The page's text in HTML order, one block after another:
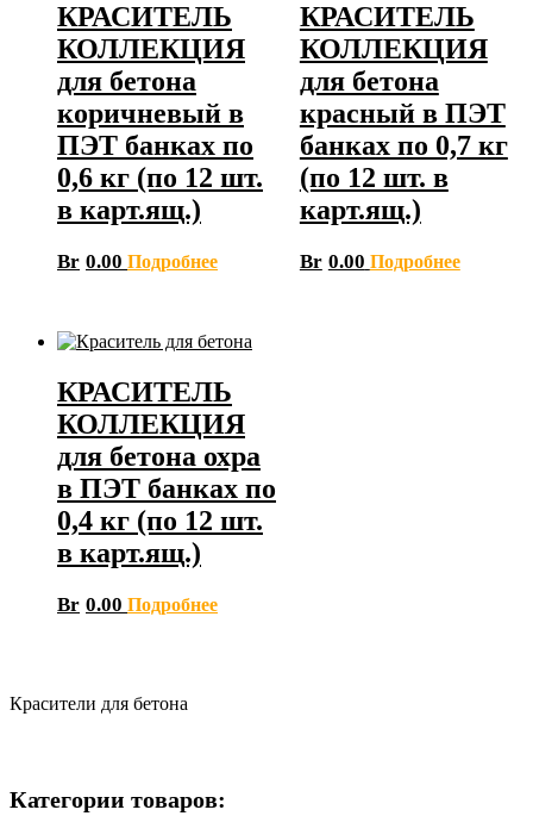
КРАСИТЕЛЬ
КОЛЛЕКЦИЯ
для бетона
коричневый в
ПЭТ банках по
0,6 кг (по 12 шт.
в карт.ящ.)
Br 0.00 Подробнее
КРАСИТЕЛЬ
КОЛЛЕКЦИЯ
для бетона
красный в ПЭТ
банках по 0,7 кг
(по 12 шт. в
карт.ящ.)
Br 0.00 Подробнее
КРАСИТЕЛЬ
КОЛЛЕКЦИЯ
для бетона охра
в ПЭТ банках по
0,4 кг (по 12 шт.
в карт.ящ.)
Br 0.00 Подробнее
Красители для бетона
Категории товаров: